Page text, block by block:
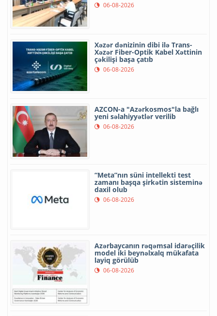
06-08-2026
Xəzər dənizinin dibi ilə Trans-
Xəzər Fiber-Optik Kabel Xəttinin
çəkilişi başa çatıb
06-08-2026
AZCON-a "Azərkosmos"la bağlı
yeni səlahiyyətlər verilib
06-08-2026
“Meta”nın süni intellekti test
zamanı başqa şirkətin sisteminə
daxil olub
06-08-2026
Azərbaycanın rəqəmsal idarəçilik
model iki beynəlxalq mükafata
layiq görülüb
06-08-2026